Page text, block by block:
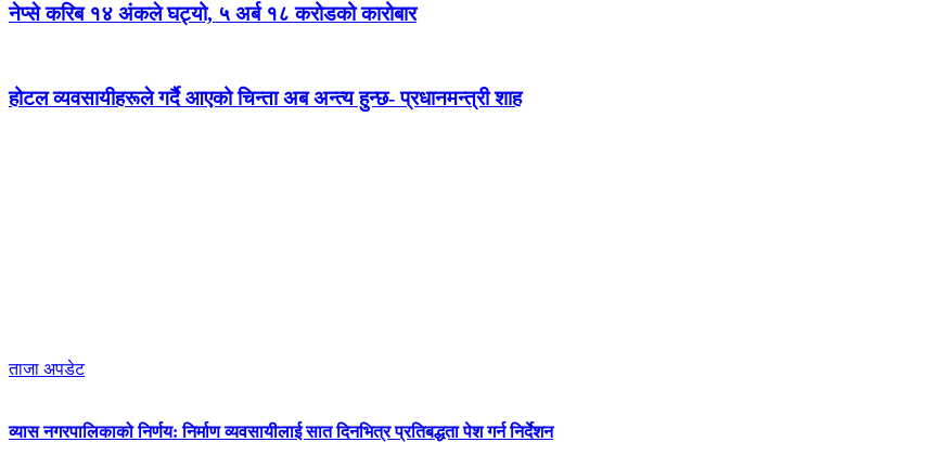
नेप्से करिब १४ अंकले घट्यो, ५ अर्ब १८ करोडको कारोबार
होटल व्यवसायीहरूले गर्दै आएको चिन्ता अब अन्त्य हुन्छ- प्रधानमन्त्री शाह
ताजा अपडेट
व्यास नगरपालिकाको निर्णय: निर्माण व्यवसायीलाई सात दिनभित्र प्रतिबद्धता पेश गर्न निर्देशन